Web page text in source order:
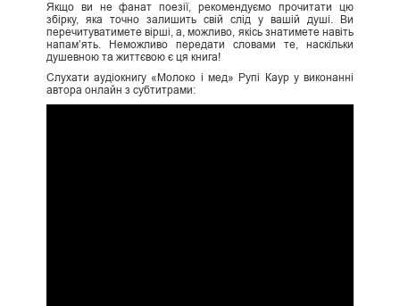
Якщо ви не фанат поезії, рекомендуємо прочитати цю
збірку, яка точно залишить свій слід у вашій душі. Ви
перечитуватимете вірші, а, можливо, якісь знатимете навіть
напам’ять. Неможливо передати словами те, наскільки
душевною та життєвою є ця книга!
Слухати аудіокнигу «Молоко і мед» Рупі Каур у виконанні
автора онлайн з субтитрами: